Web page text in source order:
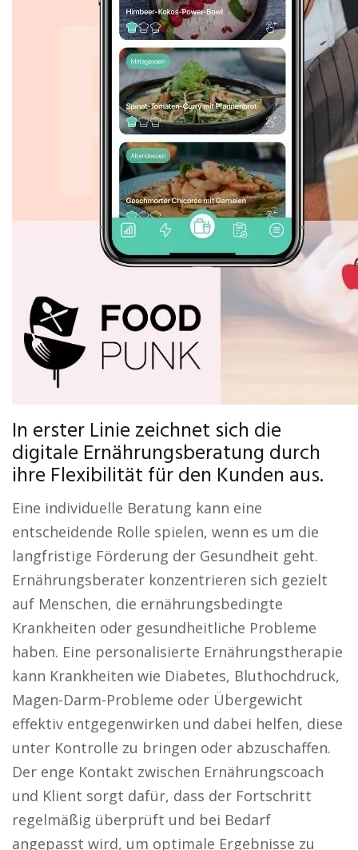
In erster Linie zeichnet sich die
digitale Ernährungsberatung durch
ihre Flexibilität für den Kunden aus.
Eine individuelle Beratung kann eine
entscheidende Rolle spielen, wenn es um die
langfristige Förderung der Gesundheit geht.
Ernährungsberater konzentrieren sich gezielt
auf Menschen, die ernährungsbedingte
Krankheiten oder gesundheitliche Probleme
haben. Eine personalisierte Ernährungstherapie
kann Krankheiten wie Diabetes, Bluthochdruck,
Magen-Darm-Probleme oder Übergewicht
effektiv entgegenwirken und dabei helfen, diese
unter Kontrolle zu bringen oder abzuschaffen.
Der enge Kontakt zwischen Ernährungscoach
und Klient sorgt dafür, dass der Fortschritt
regelmäßig überprüft und bei Bedarf
angepasst wird, um optimale Ergebnisse zu